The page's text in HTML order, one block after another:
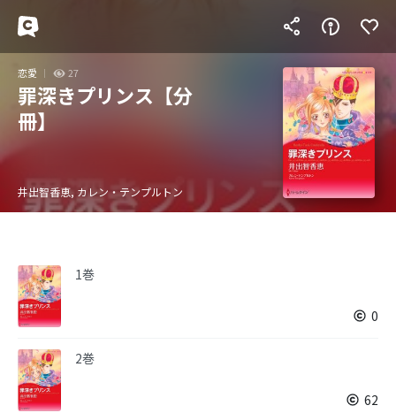
恋愛 27
罪深きプリンス【分
冊】
井出智香恵, カレン・テンプルトン
1巻
0
2巻
62